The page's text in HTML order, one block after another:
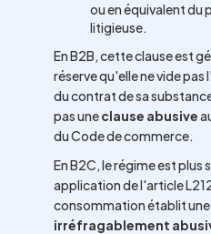
ou en équivalent du
litigieuse.
En B2B, cette clause est
réserve qu'elle ne vide
du contrat de sa
pas uneclause abusive
du Code de commerce.
En B2C, le régime est plus
application de l'article
consommation établit une
irréfragablement